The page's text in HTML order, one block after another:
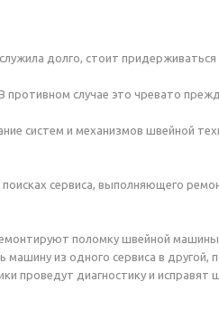
долго, стоит придерживаться
противном случае это чревато
систем и механизмов швейной
сервиса, выполняющего
поломку швейной
из одного сервиса в другой,
проведут диагностику и исправят